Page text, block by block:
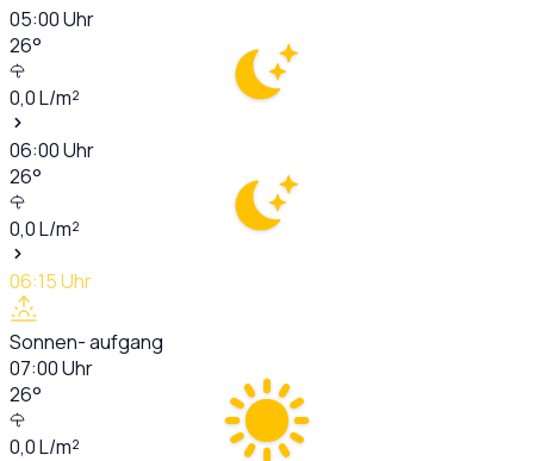
05:00Uhr
26°
0,0L/m²
06:00Uhr
26°
0,0L/m²
06:15Uhr
Sonnen- aufgang
07:00Uhr
26°
0,0L/m²